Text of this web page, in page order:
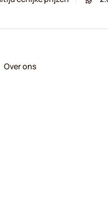
Over ons